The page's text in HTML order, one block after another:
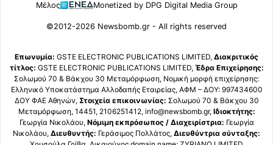
Μέλος Monetized by DPG Digital Media Group
©2012-2026 Newsbomb.gr - All rights reserved
Επωνυμία: GSTE ELECTRONIC PUBLICATIONS LIMITED, Διακριτικός
τίτλος: GSTE ELECTRONIC PUBLICATIONS LIMITED, Έδρα Επιχείρησης:
Σολωμού 70 & Βάκχου 30 Μεταμόρφωση, Νομική μορφή επιχείρησης:
Ελληνικό Υποκατάστημα Αλλοδαπής Εταιρείας, ΑΦΜ – ΔΟΥ: 997434600
ΔΟΥ ΦΑΕ Αθηνών, Στοιχεία επικοινωνίας: Σολωμού 70 & Βάκχου 30
Μεταμόρφωση, 14451, 2106251412, info@newsbomb.gr, Ιδιοκτήτης:
Γεωργία Νικολάου, Νόμιμη εκπρόσωπος / Διαχειρίστρια: Γεωργία
Νικολάου, Διευθυντής: Γεράσιμος Πολλάτος, Διευθύντρια σύνταξης: